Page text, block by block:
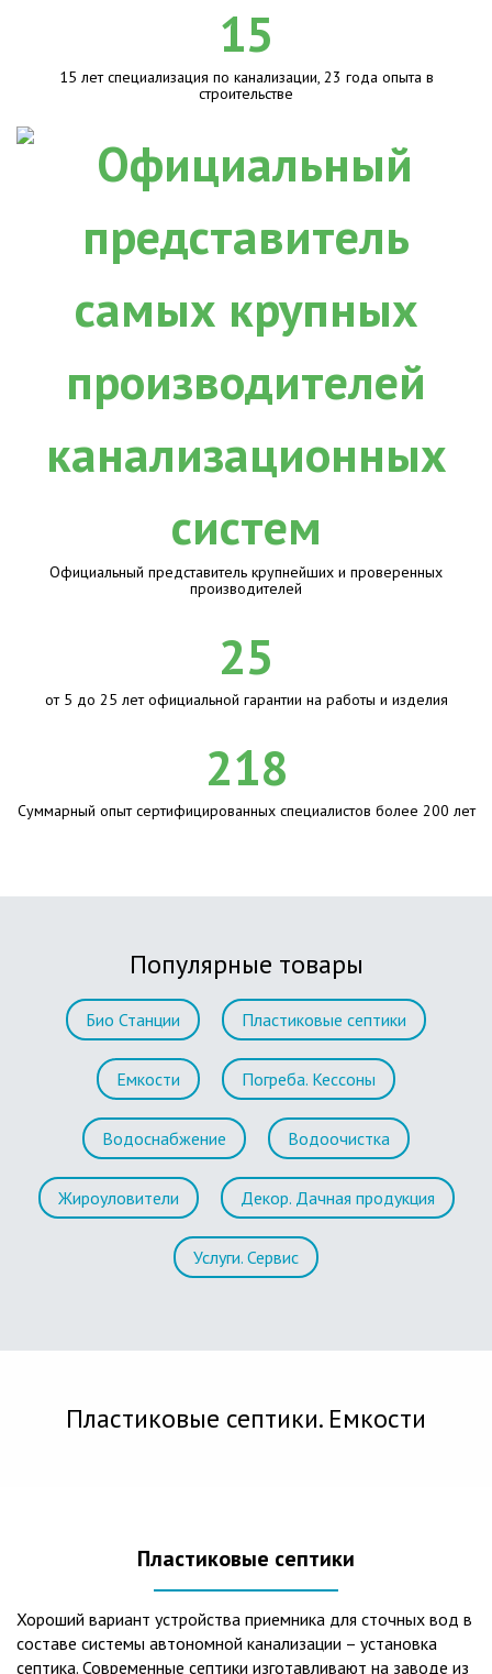
15
15 лет специализация по канализации, 23 года опыта в
строительстве
Официальный представитель крупнейших и проверенных
производителей
25
от 5 до 25 лет официальной гарантии на работы и изделия
218
Суммарный опыт сертифицированных специалистов более 200 лет
Популярные товары
Био Станции Пластиковые септики
Емкости Погреба. Кессоны
Водоснабжение Водоочистка
Жироуловители Декор. Дачная продукция
Услуги. Сервис
Пластиковые септики. Емкости
Пластиковые септики
Хороший вариант устройства приемника для сточных вод в
составе системы автономной канализации – установка
септика. Современные септики изготавливают на заводе из